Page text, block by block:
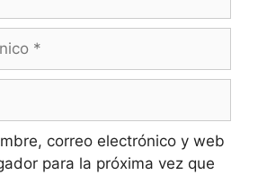
correo electrónico y web
para la próxima vez que